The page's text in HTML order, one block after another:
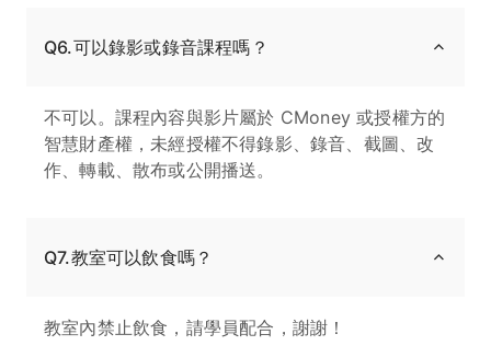
Q6.可以錄影或錄音課程嗎？
不可以。課程內容與影片屬於 CMoney 或授權方的
智慧財產權，未經授權不得錄影、錄音、截圖、改
作、轉載、散布或公開播送。
Q7.教室可以飲食嗎？
教室內禁止飲食，請學員配合，謝謝！